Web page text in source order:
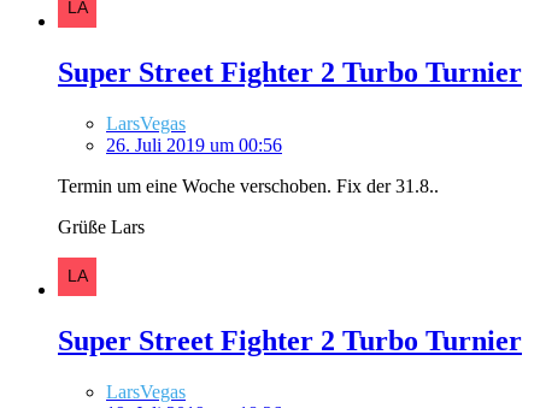
Super Street Fighter 2 Turbo Turnier
LarsVegas
26. Juli 2019 um 00:56
Termin um eine Woche verschoben. Fix der 31.8..
Grüße Lars
Super Street Fighter 2 Turbo Turnier
LarsVegas